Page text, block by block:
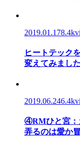
2019.01.17
ヒートテック
変えてみました
2019.06.24
④RMひと宮：
弄るのは愛か冒